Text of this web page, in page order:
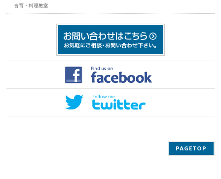
食育・料理教室
PAGETOP